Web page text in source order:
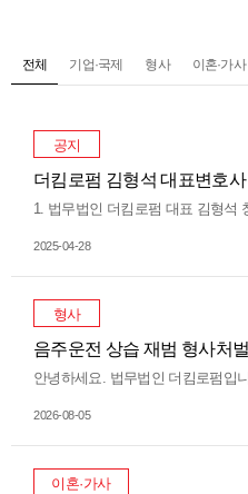
전체 기업·국제 형사 이혼·가사
공지
더킴로펌 김형석 대표변호사
2025-04-28
형사
2026-08-05
이혼·가사